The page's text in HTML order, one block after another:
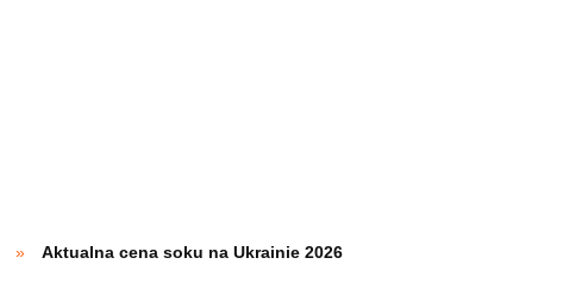
Aktualna cena soku na Ukrainie 2026